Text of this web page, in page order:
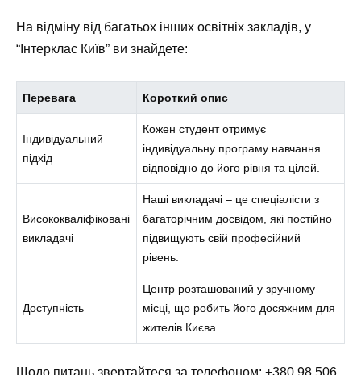
На відміну від багатьох інших освітніх закладів, у
“Інтерклас Київ” ви знайдете:
Перевага Короткий опис
Індивідуальний
підхід
Кожен студент отримує
індивідуальну програму навчання
відповідно до його рівня та цілей.
Висококваліфіковані
викладачі
Наші викладачі – це спеціалісти з
багаторічним досвідом, які постійно
підвищують свій професійний
рівень.
Доступність
Центр розташований у зручному
місці, що робить його досяжним для
жителів Києва.
Щодо питань звертайтеся за телефоном: +380 98 506